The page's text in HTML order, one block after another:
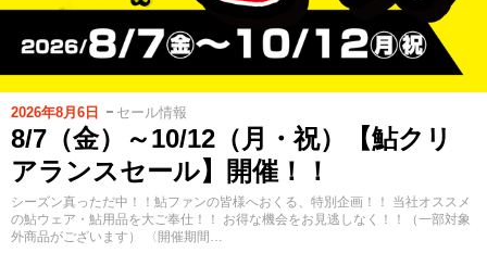
2026年8月6日 セール情報
8/7（金）～10/12（月・祝）【鮎クリ
アランスセール】開催！！
シーズン真っただ中！！鮎ファンの皆様へおくる、特別企画！！ 当社オススメ
の鮎ウェア・鮎用品を大ご奉仕！！ お得な機会をお見逃しなく！！（一部対象
外商品がございます） 〈開催期間…